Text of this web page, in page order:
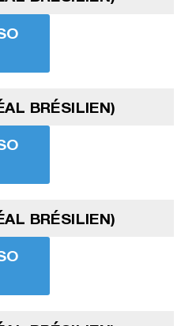
BRÉSILIEN)
BRÉSILIEN)